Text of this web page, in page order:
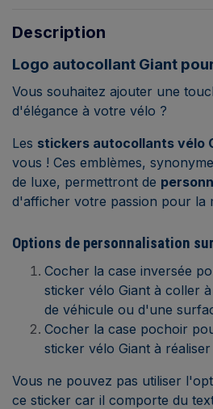
Description
Logo autocollant Giant
Vous souhaitez ajouter une
d'élégance à votre vélo ?
Les stickers autocollants vélo
vous ! Ces emblèmes,
de luxe, permettront de
d'afficher votre passion pour la
Options de personnalisation
Cocher la case inversée
sticker vélo Giant à coller
de véhicule ou d'une
Cocher la case pochoir
sticker vélo Giant à
Vous ne pouvez pas utiliser
ce sticker car il comporte du